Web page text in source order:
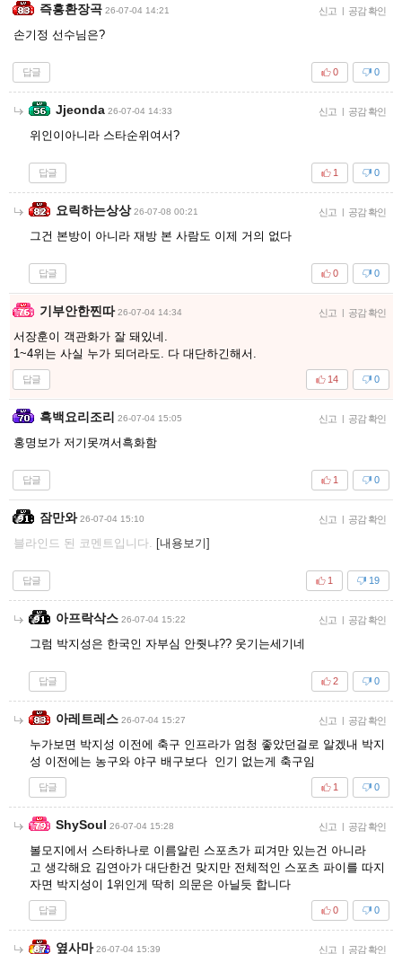
즉흥환장곡 26-07-04 14:21 신고 | 공감 확인
손기정 선수님은?
답글 0
0
Jjeonda 26-07-04 14:33 신고 | 공감 확인
위인이아니라 스타순위여서?
답글 0
1
요릭하는상상 26-07-08 00:21 신고 | 공감 확인
그건 본방이 아니라 재방 본 사람도 이제 거의 없다
답글 0
0
기부안한찐따 26-07-04 14:34 신고 | 공감 확인
서장훈이 객관화가 잘 돼있네.
1~4위는 사실 누가 되더라도. 다 대단하긴해서.
답글 0
14
흑백요리조리 26-07-04 15:05 신고 | 공감 확인
홍명보가 저기못껴서흑화함
답글 0
1
잠만와 26-07-04 15:10 신고 | 공감 확인
블라인드 된 코멘트입니다. [내용보기]
답글 19
1
아프락삭스 26-07-04 15:22 신고 | 공감 확인
그럼 박지성은 한국인 자부심 안줫냐?? 웃기는세기네
답글 0
2
아레트레스 26-07-04 15:27 신고 | 공감 확인
누가보면 박지성 이전에 축구 인프라가 엄청 좋았던걸로 알겠내 박지
성 이전에는 농구와 야구 배구보다 인기 없는게 축구임
답글 0
1
ShySoul 26-07-04 15:28 신고 | 공감 확인
볼모지에서 스타하나로 이름알린 스포츠가 피겨만 있는건 아니라
고 생각해요 김연아가 대단한건 맞지만 전체적인 스포츠 파이를 따지
자면 박지성이 1위인게 딱히 의문은 아닐듯 합니다
답글 0
0
옆사마 26-07-04 15:39 신고 | 공감 확인